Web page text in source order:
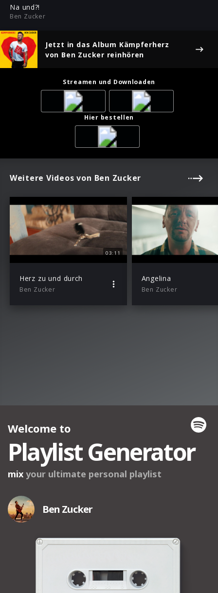
Na und?!
Ben Zucker
Jetzt in das Album Kämpferherz
von Ben Zucker reinhören
Streamen und Downloaden
Hier bestellen
Weitere Videos von Ben Zucker
03:11
Herz zu und durch
Ben Zucker
Angelina
Ben Zucker